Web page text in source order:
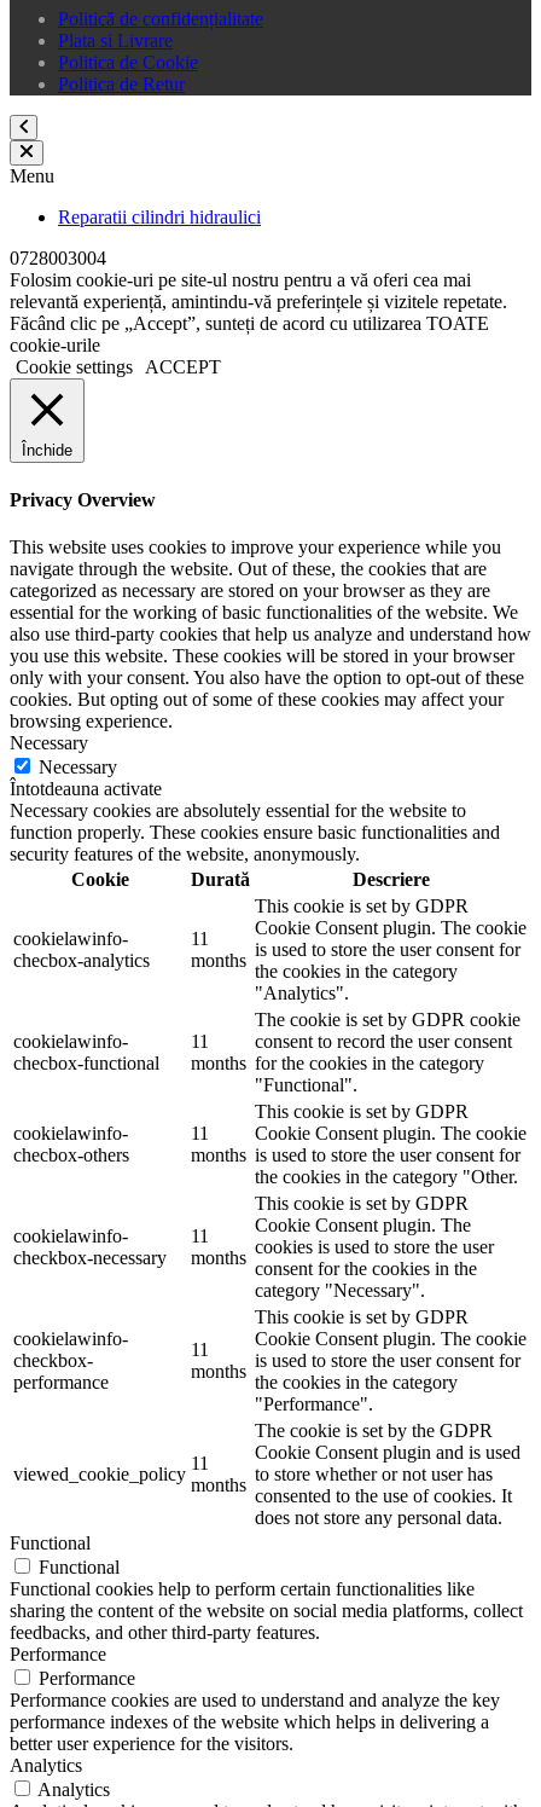
Politică de confidențialitate
Plata si Livrare
Politica de Cookie
Politica de Retur
Menu
Reparatii cilindri hidraulici
0728003004
Folosim cookie-uri pe site-ul nostru pentru a vă oferi cea mai
relevantă experiență, amintindu-vă preferințele și vizitele repetate.
Făcând clic pe „Accept”, sunteți de acord cu utilizarea TOATE
cookie-urile
Cookie settings ACCEPT
Închide
Privacy Overview
This website uses cookies to improve your experience while you
navigate through the website. Out of these, the cookies that are
categorized as necessary are stored on your browser as they are
essential for the working of basic functionalities of the website. We
also use third-party cookies that help us analyze and understand how
you use this website. These cookies will be stored in your browser
only with your consent. You also have the option to opt-out of these
cookies. But opting out of some of these cookies may affect your
browsing experience.
Necessary
Necessary
Întotdeauna activate
Necessary cookies are absolutely essential for the website to
function properly. These cookies ensure basic functionalities and
security features of the website, anonymously.
Cookie
Durată Descriere
cookielawinfo-
checbox-analytics
11
months
This cookie is set by GDPR
Cookie Consent plugin. The cookie
is used to store the user consent for
the cookies in the category
"Analytics".
cookielawinfo-
checbox-functional
11
months
The cookie is set by GDPR cookie
consent to record the user consent
for the cookies in the category
"Functional".
cookielawinfo-
checbox-others
11
months
This cookie is set by GDPR
Cookie Consent plugin. The cookie
is used to store the user consent for
the cookies in the category "Other.
cookielawinfo-
checkbox-necessary
11
months
This cookie is set by GDPR
Cookie Consent plugin. The
cookies is used to store the user
consent for the cookies in the
category "Necessary".
cookielawinfo-
checkbox-
performance
11
months
This cookie is set by GDPR
Cookie Consent plugin. The cookie
is used to store the user consent for
the cookies in the category
"Performance".
viewed_cookie_policy
11
months
The cookie is set by the GDPR
Cookie Consent plugin and is used
to store whether or not user has
consented to the use of cookies. It
does not store any personal data.
Functional
Functional
Functional cookies help to perform certain functionalities like
sharing the content of the website on social media platforms, collect
feedbacks, and other third-party features.
Performance
Performance
Performance cookies are used to understand and analyze the key
performance indexes of the website which helps in delivering a
better user experience for the visitors.
Analytics
Analytics